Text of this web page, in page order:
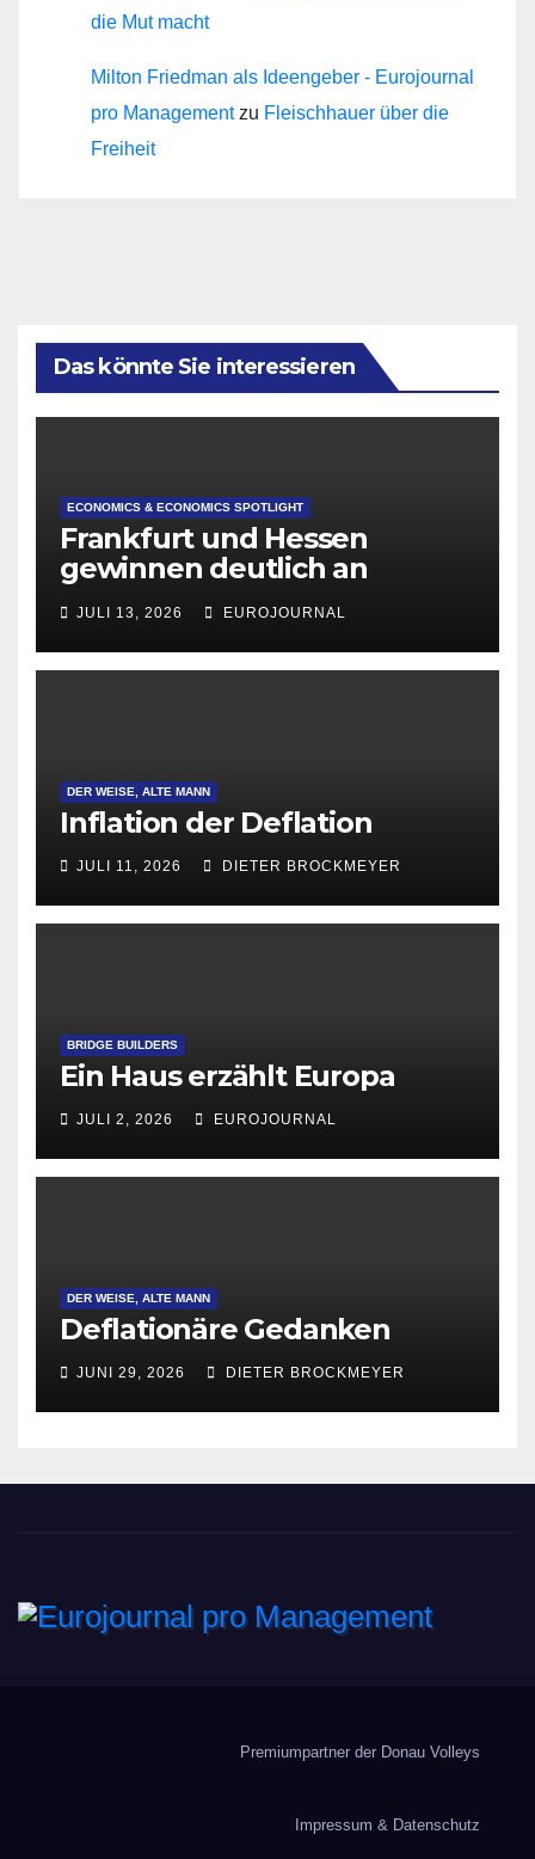
die Mut macht
Milton Friedman als Ideengeber - Eurojournal
pro Managementzu Fleischhauer über die
Freiheit
Das könnte Sie interessieren
ECONOMICS & ECONOMICS SPOTLIGHT
Frankfurt und Hessen
gewinnen deutlich an
Attraktivität für Startup-
Gründungen
JULI 13, 2026 EUROJOURNAL
DER WEISE, ALTE MANN
Inflation der Deflation
JULI 11, 2026 DIETER BROCKMEYER
BRIDGE BUILDERS
Ein Haus erzählt Europa
JULI 2, 2026 EUROJOURNAL
DER WEISE, ALTE MANN
Deflationäre Gedanken
JUNI 29, 2026 DIETER BROCKMEYER
Premiumpartner der Donau Volleys
Impressum & Datenschutz